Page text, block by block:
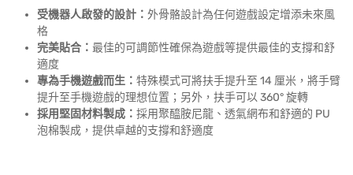
受機器人啟發的設計： 外骨骼設計為任何遊戲設定增添未來風
格
完美貼合： 最佳的可調節性確保為遊戲等提供最佳的支撐和舒
適度
專為手機遊戲而生： 特殊模式可將扶手提升至 14 厘米，將手臂
提升至手機遊戲的理想位置；另外，扶手可以 360° 旋轉
採用堅固材料製成： 採用聚醯胺尼龍、透氣網布和舒適的 PU
泡棉製成，提供卓越的支撐和舒適度